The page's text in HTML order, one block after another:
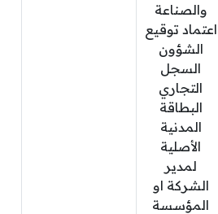
والصناعة
اعتماد توقيع
الشؤون
السجل
التجاري
البطاقة
المدنية
الأصلية
لمدير
الشركة او
المؤسسة